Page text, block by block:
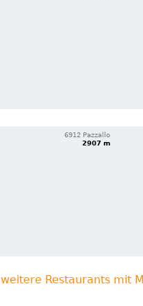
6912 Pazzallo
2907 m
weitere Restaurants mit